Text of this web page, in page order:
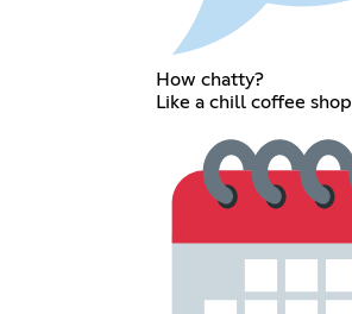
How chatty?
Like a chill coffee shop